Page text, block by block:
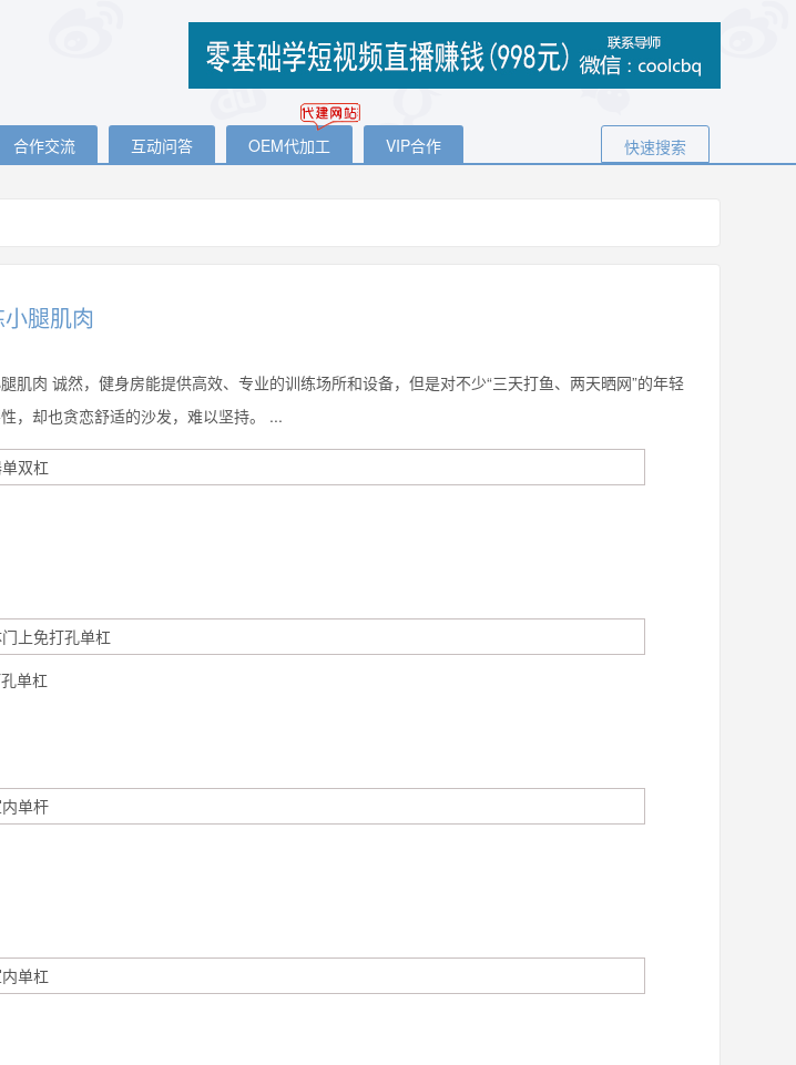
合作交流 互动问答 OEM代加工 VIP合作 快速搜索
腿肌肉
肌肉 诚然，健身房能提供高效、专业的训练场所和设备，但是对不少“三天打鱼、两天晒网”的年轻
，却也贪恋舒适的沙发，难以坚持。 ...
单杠